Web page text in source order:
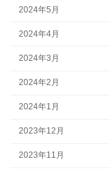
2024年5月
2024年4月
2024年3月
2024年2月
2024年1月
2023年12月
2023年11月